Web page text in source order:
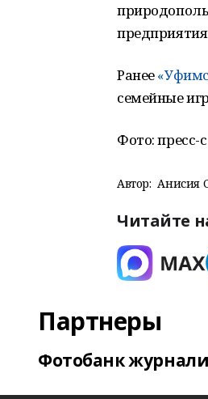
Ранее
семейные
Фото: пресс-
Автор: Анисия
Читайте
Партнеры
Фотобанк